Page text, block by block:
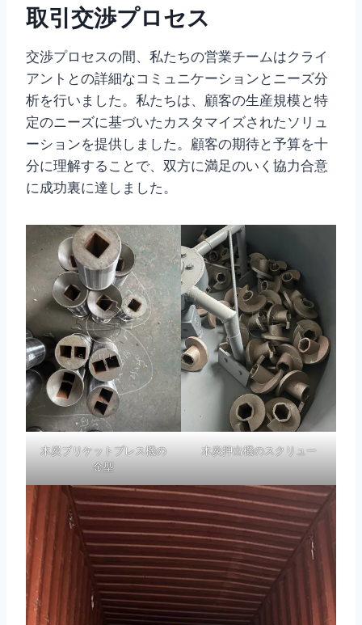
取引交渉プロセス
交渉プロセスの間、私たちの営業チームはクライ
アントとの詳細なコミュニケーションとニーズ分
析を行いました。私たちは、顧客の生産規模と特
定のニーズに基づいたカスタマイズされたソリュ
ーションを提供しました。顧客の期待と予算を十
分に理解することで、双方に満足のいく協力合意
に成功裏に達しました。
木炭ブリケットプレス機の
金型
木炭押出機のスクリュー